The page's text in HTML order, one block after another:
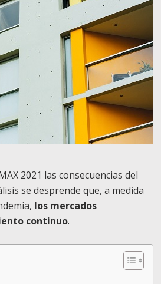
2021 las consecuencias del
se desprende que, a medida
los mercados
continuo.